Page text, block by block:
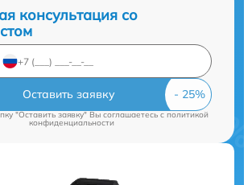
консультация со
Оставить заявку
"Оставить заявку" Вы соглашаетесь c политикой
конфиденциальности